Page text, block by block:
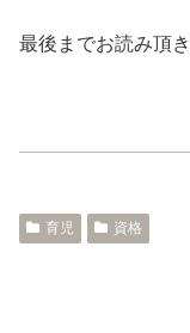
最後までお読み頂
育児 資格